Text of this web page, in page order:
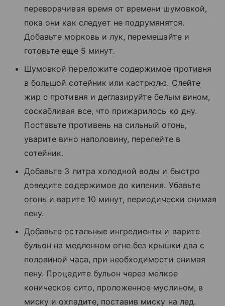
переворачивая время от времени шумовкой,
пока они как следует не подрумянятся.
Добавьте морковь и лук, перемешайте и
готовьте еще 5 минут.
Шумовкой переложите содержимое противня
в большой сотейник или кастрюлю. Слейте
жир с противня и деглазируйте белым вином,
соскабливая все, что прижарилось ко дну.
Поставьте противень на сильный огонь,
уварите вино наполовину, перелейте в
сотейник.
Добавьте 3 литра холодной воды и быстро
доведите содержимое до кипения. Убавьте
огонь и варите 10 минут, периодически снимая
пену.
Добавьте остальные ингредиенты и варите
бульон на медленном огне без крышки два с
половиной часа, при необходимости снимая
пену. Процедите бульон через мелкое
коническое сито, проложенное муслином, в
миску и охладите, поставив миску на лед.